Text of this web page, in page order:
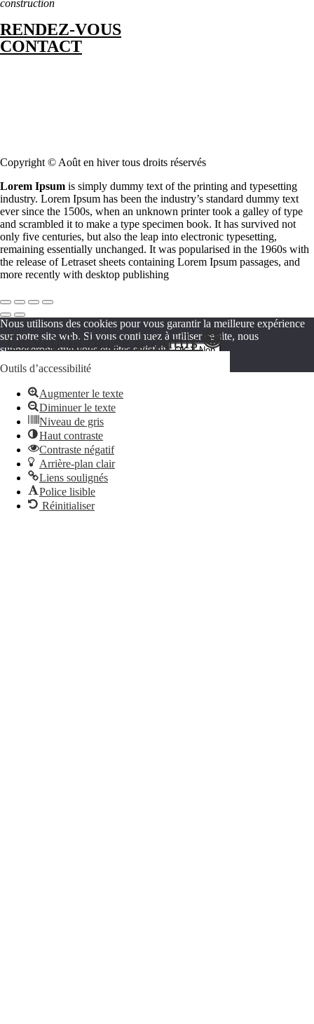
construction
RENDEZ-VOUS
CONTACT
Copyright © Août en hiver tous droits réservés
Lorem Ipsum is simply dummy text of the printing and typesetting
industry. Lorem Ipsum has been the industry’s standard dummy text
ever since the 1500s, when an unknown printer took a galley of type
and scrambled it to make a type specimen book. It has survived not
only five centuries, but also the leap into electronic typesetting,
remaining essentially unchanged. It was popularised in the 1960s with
the release of Letraset sheets containing Lorem Ipsum passages, and
more recently with desktop publishing
Ouvrir la barre d’outils
Outils d’accessibilité
Augmenter le texte
Diminuer le texte
Niveau de gris
Haut contraste
Contraste négatif
Arrière-plan clair
Liens soulignés
Police lisible
Réinitialiser
Nous utilisons des cookies pour vous garantir la meilleure expérience
sur notre site web. Si vous continuez à utiliser ce site, nous
supposerons que vous en êtes satisfait. OK
Non
Politique de confidentialité